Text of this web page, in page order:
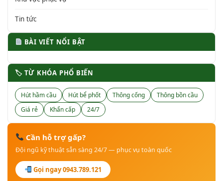
Tin tức
BÀI VIẾT NỔI BẬT
🏷 TỪ KHÓA PHỔ BIẾN
Hút hầm cầu Hút bể phốt Thông cống
Thông bồn cầu
Giá rẻ
Khẩn cấp 24/7
Cần hỗ trợ gấp?
Đội ngũ kỹ thuật sẵn sàng 24/7 — phục vụ toàn quốc
Gọi ngay 0943.789.121